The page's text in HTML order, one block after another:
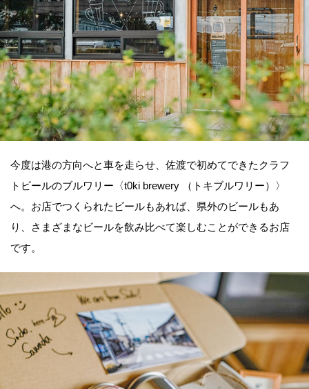
今度は港の方向へと車を走らせ、佐渡で初めてできたクラフ
トビールのブルワリー〈t0ki brewery （トキブルワリー）〉
へ。お店でつくられたビールもあれば、県外のビールもあ
り、さまざまなビールを飲み比べて楽しむことができるお店
です。